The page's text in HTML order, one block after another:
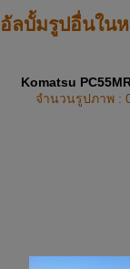
อัลบั้มรูปอื่นใน
Komatsu
จำนวนรูปภาพ :